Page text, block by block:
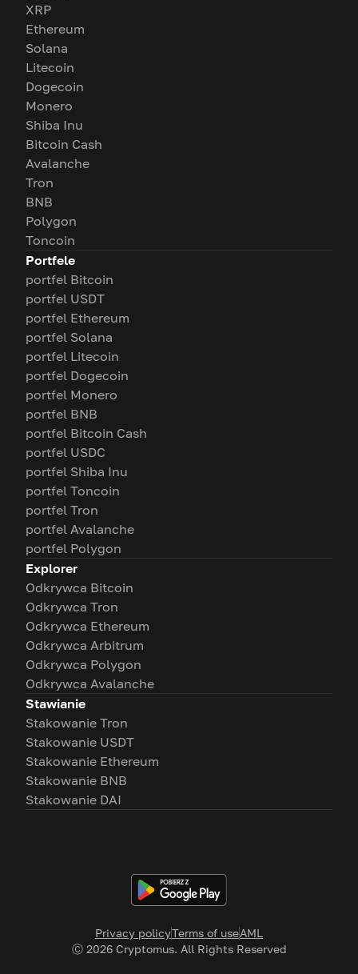
Privacy policyTerms of useAML
Ⓒ 2026Cryptomus. All Rights Reserved
XRP
Ethereum
Solana
Litecoin
Dogecoin
Monero
Shiba Inu
Bitcoin Cash
Avalanche
Tron
BNB
Polygon
Toncoin
Portfele
portfel Bitcoin
portfel USDT
portfel Ethereum
portfel Solana
portfel Litecoin
portfel Dogecoin
portfel Monero
portfel BNB
portfel Bitcoin Cash
portfel USDC
portfel Shiba Inu
portfel Toncoin
portfel Tron
portfel Avalanche
portfel Polygon
Explorer
Odkrywca Bitcoin
Odkrywca Tron
Odkrywca Ethereum
Odkrywca Arbitrum
Odkrywca Polygon
Odkrywca Avalanche
Stawianie
Stakowanie Tron
Stakowanie USDT
Stakowanie Ethereum
Stakowanie BNB
Stakowanie DAI